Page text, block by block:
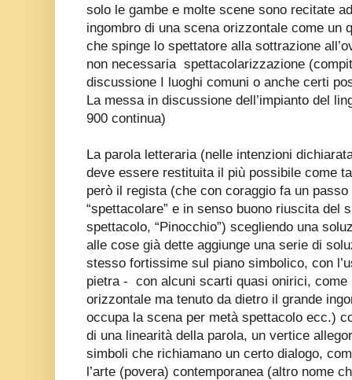
solo le gambe e molte scene sono recitate
ingombro di una scena orizzontale come un
che spinge lo spettatore alla sottrazione
non necessaria spettacolarizzazione
discussione I luoghi comuni o anche certi
La messa in discussione dell’impianto del
900 continua)
La parola letteraria (nelle intenzioni
deve essere restituita il più possibile come
però il regista (che con coraggio fa un
“spettacolare” e in senso buono riuscita del
spettacolo, “Pinocchio”) scegliendo una
alle cose già dette aggiunge una serie di
stesso fortissime sul piano simbolico, con
pietra - con alcuni scarti quasi onirici,
orizzontale ma tenuto da dietro il grande
occupa la scena per metà spettacolo ecc.)
di una linearità della parola, un vertice
simboli che richiamano un certo dialogo,
l’arte (povera) contemporanea (altro nome